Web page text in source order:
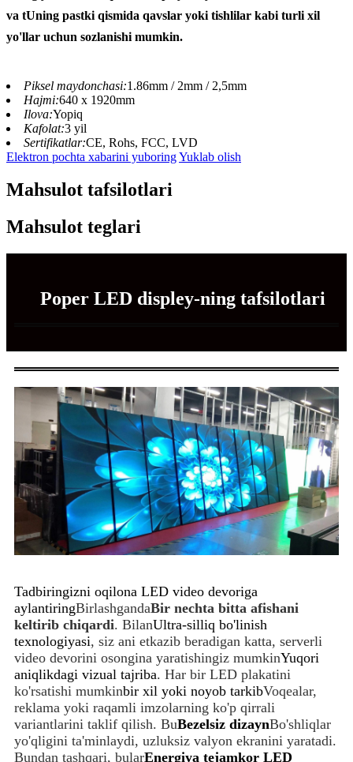
va tUning pastki qismida qavslar yoki tishlilar kabi turli xil
yo'llar uchun sozlanishi mumkin.
Piksel maydonchasi:1.86mm / 2mm / 2,5mm
Hajmi:640 x 1920mm
Ilova:Yopiq
Kafolat:3 yil
Sertifikatlar:CE, Rohs, FCC, LVD
Elektron pochta xabarini yuboringYuklab olish
Mahsulot tafsilotlari
Mahsulot teglari
Poper LED displey-ning tafsilotlari
Tadbiringizni oqilona LED video devoriga
aylantiringBirlashgandaBir nechta bitta afishani
keltirib chiqardi. BilanUltra-silliq bo'linish
texnologiyasi, siz ani etkazib beradigan katta, serverli
video devorini osongina yaratishingiz mumkinYuqori
aniqlikdagi vizual tajriba. Har bir LED plakatini
ko'rsatishi mumkinbir xil yoki noyob tarkibVoqealar,
reklama yoki raqamli imzolarning ko'p qirrali
variantlarini taklif qilish. BuBezelsiz dizaynBo'shliqlar
yo'qligini ta'minlaydi, uzluksiz valyon ekranini yaratadi.
Bundan tashqari, bularEnergiya tejamkor LED